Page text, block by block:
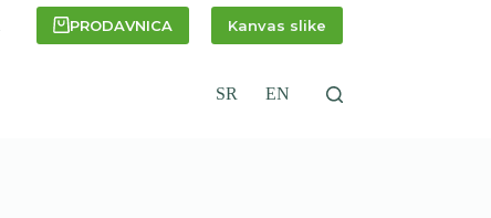
PRODAVNICA Kanvas slike
SR EN